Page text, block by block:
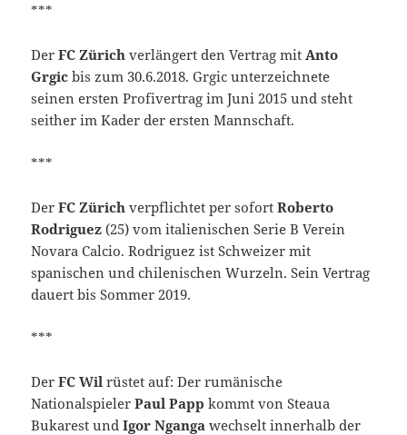
***
DerFC Zürich verlängert den Vertrag mit Anto
Grgic bis zum 30.6.2018. Grgic unterzeichnete
seinen ersten Profivertrag im Juni 2015 und steht
seither im Kader der ersten Mannschaft.
***
DerFC Zürich verpflichtet per sofortRoberto
Rodriguez (25) vom italienischen Serie B Verein
Novara Calcio. Rodriguez ist Schweizer mit
spanischen und chilenischen Wurzeln. Sein Vertrag
dauert bis Sommer 2019.
***
DerFC Wil rüstet auf: Der rumänische
NationalspielerPaul Papp kommt von Steaua
Bukarest undIgor Nganga wechselt innerhalb der